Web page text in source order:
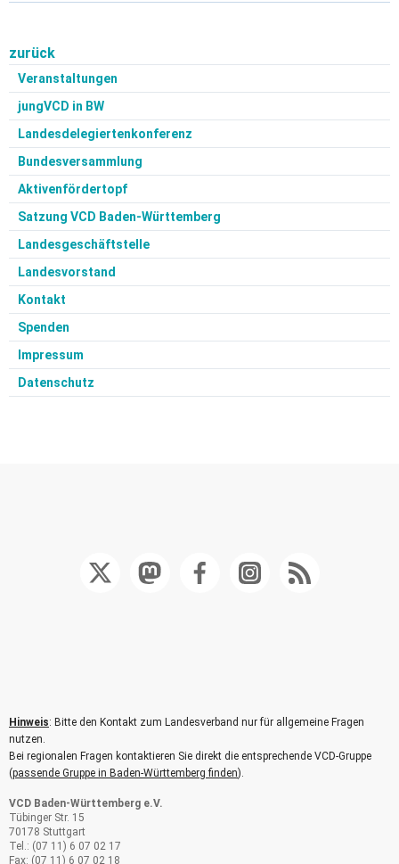
zurück
Veranstaltungen
jungVCD in BW
Landesdelegiertenkonferenz
Bundesversammlung
Aktivenfördertopf
Satzung VCD Baden-Württemberg
Landesgeschäftstelle
Landesvorstand
Kontakt
Spenden
Impressum
Datenschutz
Hinweis: Bitte den Kontakt zum Landesverband nur für allgemeine Fragen
nutzen.
Bei regionalen Fragen kontaktieren Sie direkt die entsprechende VCD-Gruppe
(passende Gruppe in Baden-Württemberg finden).
VCD Baden-Württemberg e.V.
Tübinger Str. 15
70178 Stuttgart
Tel.: (07 11) 6 07 02 17
Fax: (07 11) 6 07 02 18